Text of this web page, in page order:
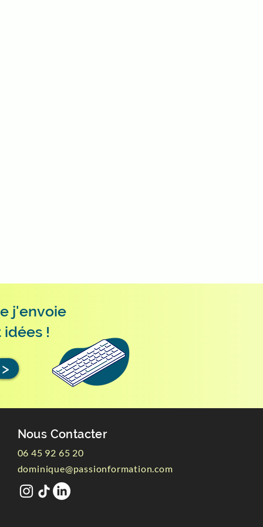
j'envoie
!
>
Nous Contacter
06 45 92 65 20
dominique@passionformation.com